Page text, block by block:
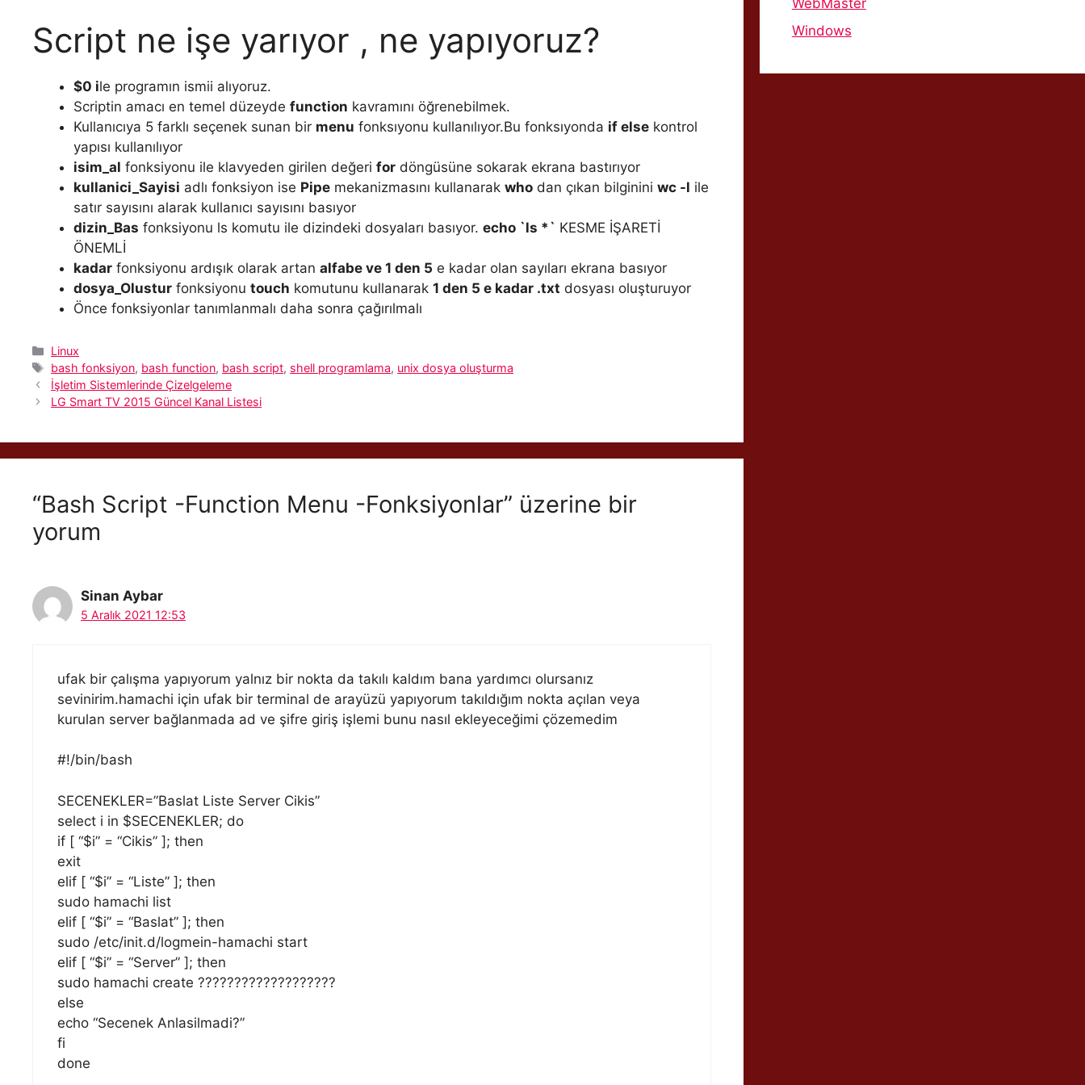
Script ne işe yarıyor , ne yapıyoruz?
$0 ile programın ismii alıyoruz.
Scriptin amacı en temel düzeyde function kavramını öğrenebilmek.
Kullanıcıya 5 farklı seçenek sunan bir menu fonksıyonu kullanılıyor.Bu fonksıyonda if else kontrol
yapısı kullanılıyor
isim_al fonksiyonu ile klavyeden girilen değeri for döngüsüne sokarak ekrana bastırıyor
kullanici_Sayisi adlı fonksiyon ise Pipe mekanizmasını kullanarak who dan çıkan bilginini wc -l ile
satır sayısını alarak kullanıcı sayısını basıyor
dizin_Bas fonksiyonu ls komutu ile dizindeki dosyaları basıyor. echo `ls *` KESME İŞARETİ
ÖNEMLİ
kadar fonksiyonu ardışık olarak artan alfabe ve 1 den 5 e kadar olan sayıları ekrana basıyor
dosya_Olustur fonksiyonu touch komutunu kullanarak 1 den 5 e kadar .txt dosyası oluşturuyor
Önce fonksiyonlar tanımlanmalı daha sonra çağırılmalı
Kategoriler
Linux
Etiketler
bash fonksiyon, bash function, bash script, shell programlama, unix dosya oluşturma
İşletim Sistemlerinde Çizelgeleme
LG Smart TV 2015 Güncel Kanal Listesi
“Bash Script -Function Menu -Fonksiyonlar” üzerine bir
yorum
Sinan Aybar
5 Aralık 2021 12:53
ufak bir çalışma yapıyorum yalnız bir nokta da takılı kaldım bana yardımcı olursanız
sevinirim.hamachi için ufak bir terminal de arayüzü yapıyorum takıldığım nokta açılan veya
kurulan server bağlanmada ad ve şifre giriş işlemi bunu nasıl ekleyeceğimi çözemedim
#!/bin/bash
SECENEKLER=”Baslat Liste Server Cikis”
select i in $SECENEKLER; do
if [ “$i” = “Cikis” ]; then
exit
elif [ “$i” = “Liste” ]; then
sudo hamachi list
elif [ “$i” = “Baslat” ]; then
sudo /etc/init.d/logmein-hamachi start
elif [ “$i” = “Server” ]; then
sudo hamachi create ???????????????????
else
echo “Secenek Anlasilmadi?”
fi
done
WebMaster
Windows